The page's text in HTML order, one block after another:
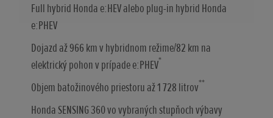
Full hybrid Honda e:HEV alebo plug-in hybrid Honda
e:PHEV
Dojazd až 966 km v hybridnom režime/82 km na
elektrický pohon v prípade e:PHEV*
Objem batožinového priestoru až 1 728 litrov**
Honda SENSING 360 vo vybraných stupňoch výbavy